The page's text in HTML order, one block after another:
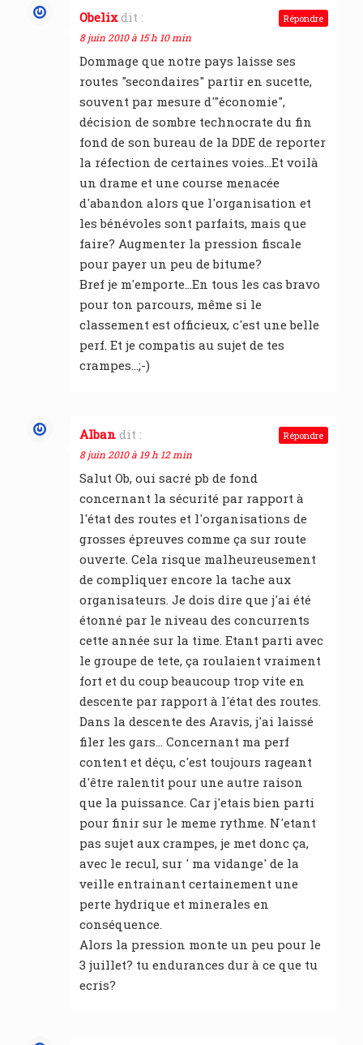
Obelix dit :
8 juin 2010 à 15 h 10 min
Dommage que notre pays laisse ses
routes "secondaires" partir en sucette,
souvent par mesure d'"économie",
décision de sombre technocrate du fin
fond de son bureau de la DDE de reporter
la réfection de certaines voies…Et voilà
un drame et une course menacée
d'abandon alors que l'organisation et
les bénévoles sont parfaits, mais que
faire? Augmenter la pression fiscale
pour payer un peu de bitume?
Bref je m'emporte…En tous les cas bravo
pour ton parcours, même si le
classement est officieux, c'est une belle
perf. Et je compatis au sujet de tes
crampes…;-)
Répondre
Alban dit :
8 juin 2010 à 19 h 12 min
Salut Ob, oui sacré pb de fond
concernant la sécurité par rapport à
l'état des routes et l'organisations de
grosses épreuves comme ça sur route
ouverte. Cela risque malheureusement
de compliquer encore la tache aux
organisateurs. Je dois dire que j'ai été
étonné par le niveau des concurrents
cette année sur la time. Etant parti avec
le groupe de tete, ça roulaient vraiment
fort et du coup beaucoup trop vite en
descente par rapport à l'état des routes.
Dans la descente des Aravis, j'ai laissé
filer les gars… Concernant ma perf
content et déçu, c'est toujours rageant
d'être ralentit pour une autre raison
que la puissance. Car j'etais bien parti
pour finir sur le meme rythme. N'etant
pas sujet aux crampes, je met donc ça,
avec le recul, sur ' ma vidange' de la
veille entrainant certainement une
perte hydrique et minerales en
conséquence.
Alors la pression monte un peu pour le
3 juillet? tu endurances dur à ce que tu
ecris?
Répondre